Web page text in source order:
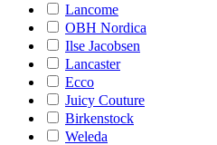
Lancome
OBH Nordica
Ilse Jacobsen
Lancaster
Ecco
Juicy Couture
Birkenstock
Weleda